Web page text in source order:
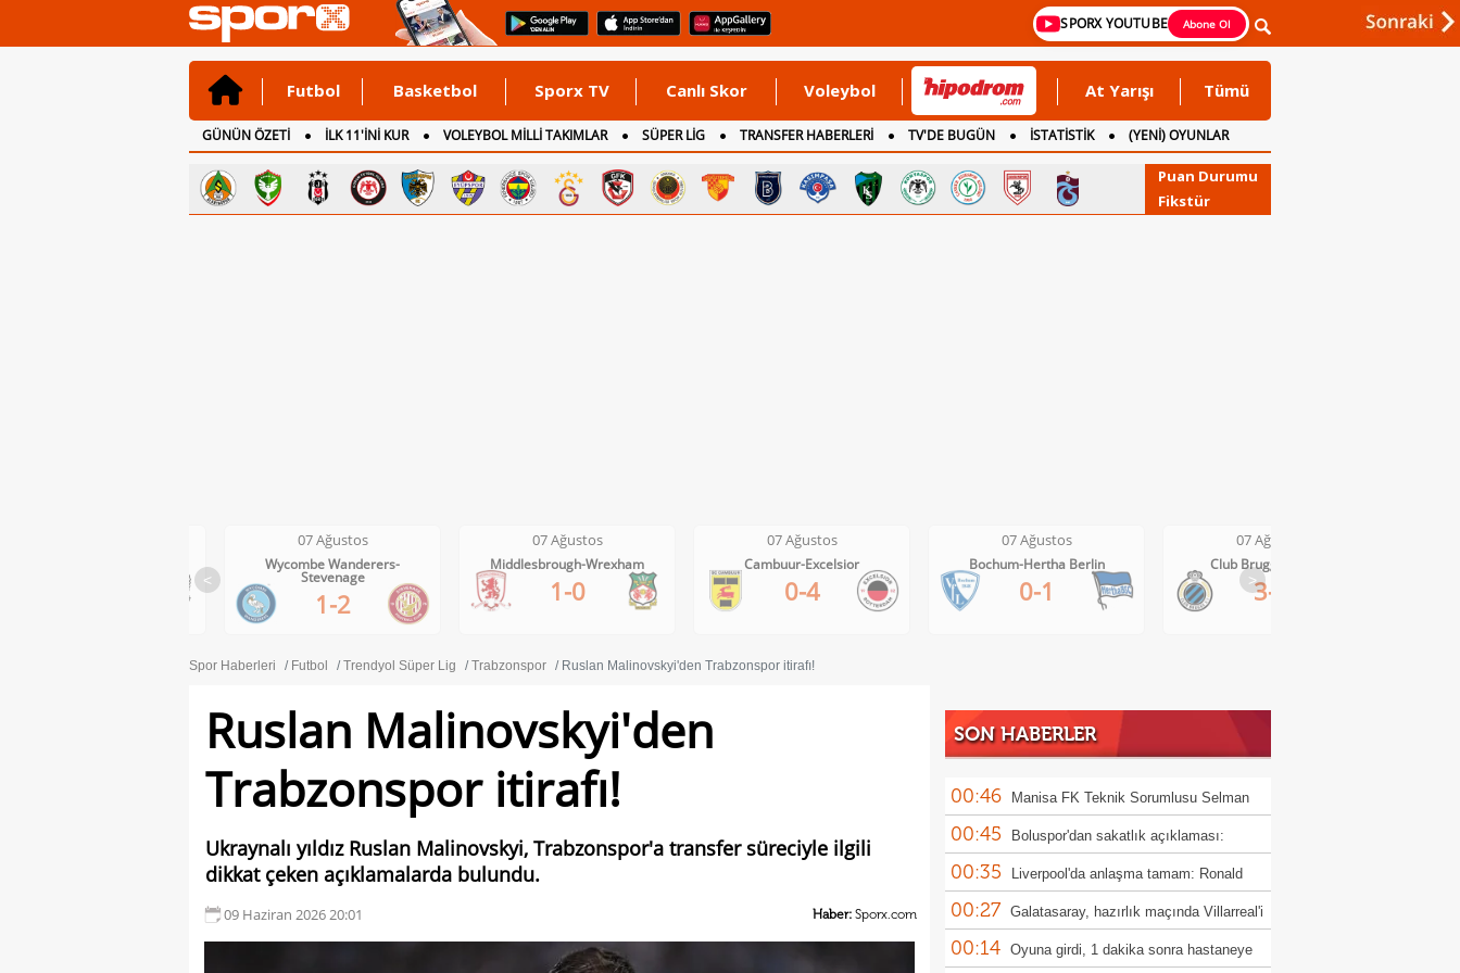
SPORX YOUTUBE Abone Ol
Futbol Basketbol Sporx TV Canlı Skor Voleybol At Yarışı Tümü
GÜNÜN ÖZETİ İLK 11'İNİ KUR VOLEYBOL MİLLİ TAKIMLAR SÜPER LİG TRANSFER HABERLERİ TV'DE BUGÜN İSTATİSTİK
(YENİ) OYUNLAR
CANLI ANLATIM
İNGİLTERE
Puan Durumu
Fikstür
<
07 Ağustos
Middlesbrough-Wrexham
1-0
07 Ağustos
Cambuur-Excelsior
0-4
07 Ağustos
Bochum-Hertha Berlin
0-1
07 Ağustos
Club Brugge-Kortrijk
3-0
07 Ağustos
Altach-WSG Tirol
3-1
>
Spor Haberleri Futbol Trendyol Süper Lig Trabzonspor Ruslan Malinovskyi'den Trabzonspor itirafı!
Ruslan Malinovskyi'den
Trabzonspor itirafı!
Ukraynalı yıldız Ruslan Malinovskyi, Trabzonspor'a transfer süreciyle ilgili
dikkat çeken açıklamalarda bulundu.
09 Haziran 2026 20:01 Haber: Sporx.com
SON HABERLER
00:46 Manisa FK Teknik Sorumlusu Selman
Coşkun'dan galibiyet yorumu
00:45 Boluspor'dan sakatlık açıklaması:
"Fibula kemiği kırıldı"
00:35 Liverpool'da anlaşma tamam: Ronald
Araujo
00:27 Galatasaray, hazırlık maçında Villarreal'i
konuk edecek
00:14 Oyuna girdi, 1 dakika sonra hastaneye